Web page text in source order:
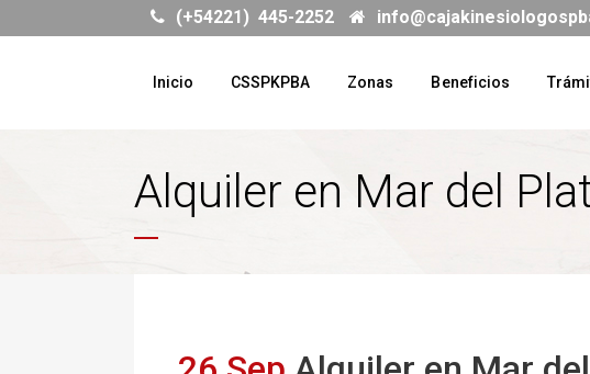
(+54221) 445-2252
Inicio CSSPKPBA Zonas Beneficios
Alquiler en Mar del